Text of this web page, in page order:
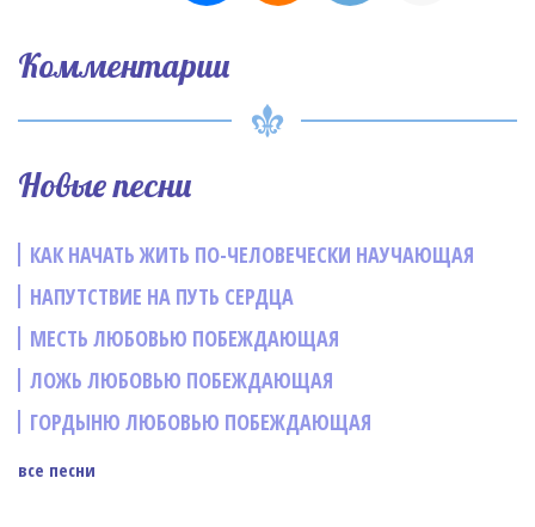
Комментарии
Новые песни
КАК НАЧАТЬ ЖИТЬ ПО-ЧЕЛОВЕЧЕСКИ НАУЧАЮЩАЯ
НАПУТСТВИЕ НА ПУТЬ СЕРДЦА
МЕСТЬ ЛЮБОВЬЮ ПОБЕЖДАЮЩАЯ
ЛОЖЬ ЛЮБОВЬЮ ПОБЕЖДАЮЩАЯ
ГОРДЫНЮ ЛЮБОВЬЮ ПОБЕЖДАЮЩАЯ
все песни